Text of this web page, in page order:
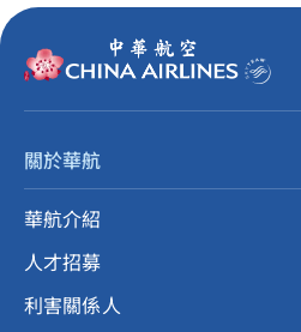
關於華航
華航介紹
人才招募
利害關係人